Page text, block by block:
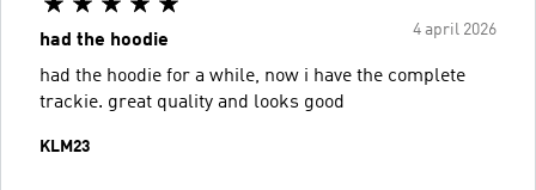
4 april 2026
had the hoodie
had the hoodie for a while, now i have the complete
trackie. great quality and looks good
KLM23